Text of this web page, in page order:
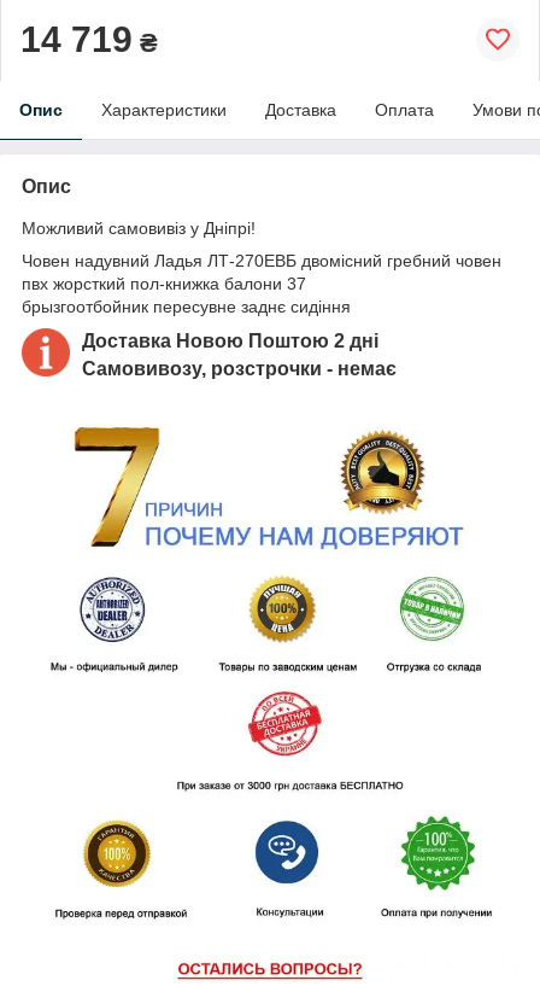
14 719 ₴
Опис Характеристики Доставка Оплата Умови
Опис
Можливий самовивіз у Дніпрі!
Човен надувний Ладья ЛТ-270ЕВБ двомісний гребний човен
пвх жорсткий пол-книжка балони 37
брызгоотбойник пересувне заднє сидіння
Доставка Новою Поштою 2 дні
Самовивозу, розстрочки - немає